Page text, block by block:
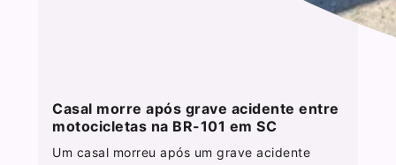
Casal morre após grave acidente entre
motocicletas na BR-101 em SC
Um casal morreu após um grave acidente